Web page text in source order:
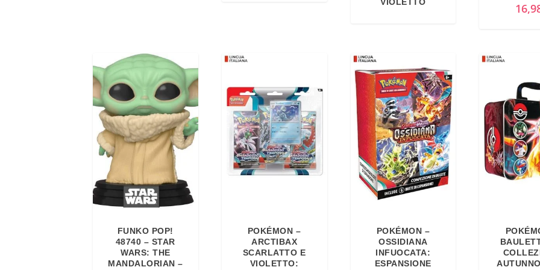
FUNKO POP!
48740 – STAR
WARS: THE
MANDALORIAN –
POKÉMON –
ARCTIBAX
SCARLATTO E
VIOLETTO:
POKÉMON –
OSSIDIANA
INFUOCATA:
ESPANSIONE